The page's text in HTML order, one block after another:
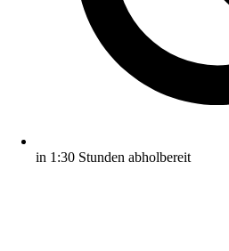
in 1:30 Stunden abholbereit